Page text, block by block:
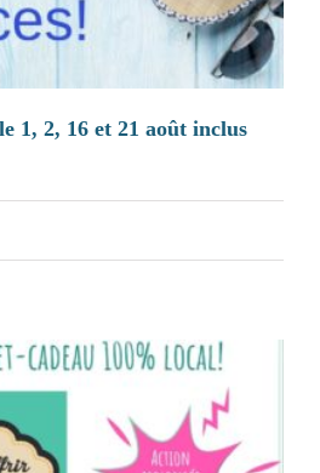
1, 2, 16 et 21 août inclus